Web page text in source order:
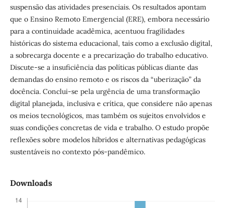
suspensão das atividades presenciais. Os resultados apontam
que o Ensino Remoto Emergencial (ERE), embora necessário
para a continuidade acadêmica, acentuou fragilidades
históricas do sistema educacional, tais como a exclusão digital,
a sobrecarga docente e a precarização do trabalho educativo.
Discute-se a insuficiência das políticas públicas diante das
demandas do ensino remoto e os riscos da “uberização” da
docência. Conclui-se pela urgência de uma transformação
digital planejada, inclusiva e crítica, que considere não apenas
os meios tecnológicos, mas também os sujeitos envolvidos e
suas condições concretas de vida e trabalho. O estudo propõe
reflexões sobre modelos híbridos e alternativas pedagógicas
sustentáveis no contexto pós-pandêmico.
Downloads